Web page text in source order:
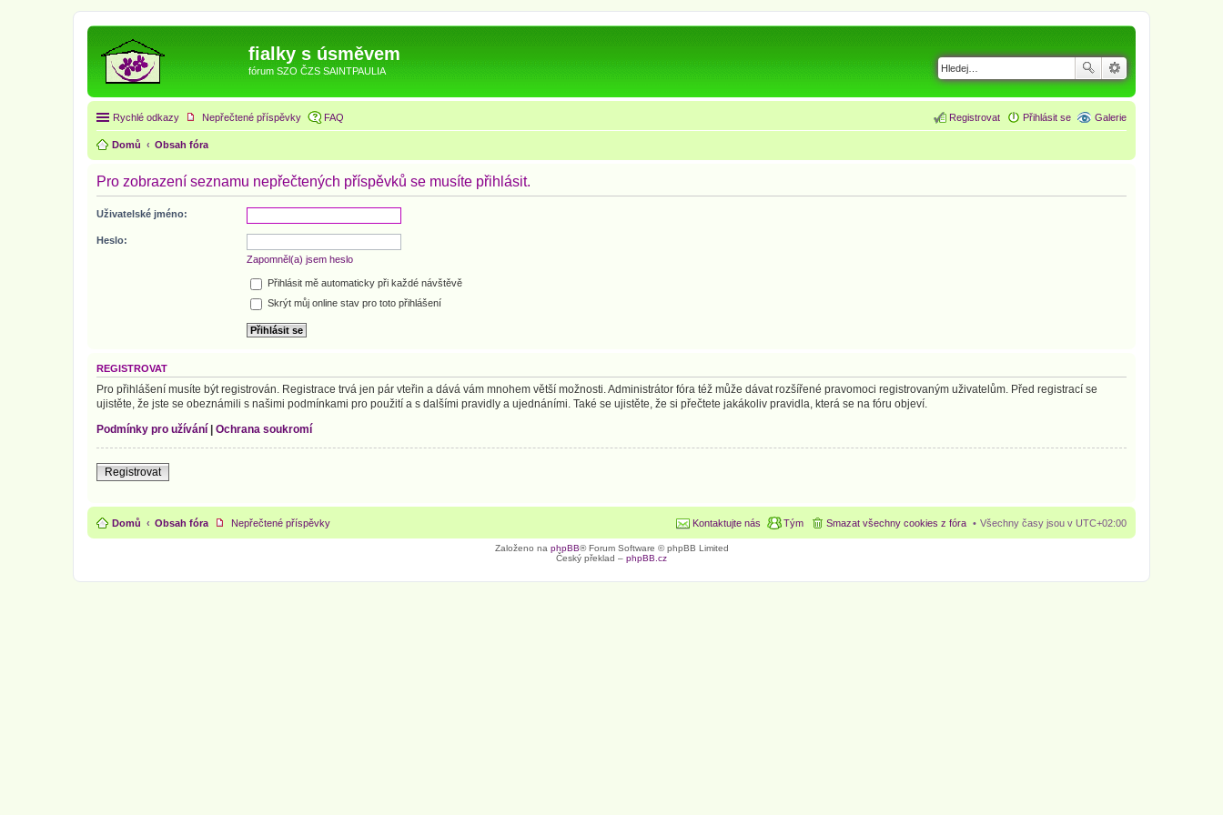
fialky s úsměvem
fórum SZO ČZS SAINTPAULIA
Rychlé odkazy Nepřečtené příspěvky Galerie
FAQ Přihlásit se
Registrovat
Domů Obsah fóra
Pro zobrazení seznamu nepřečtených příspěvků se musíte přihlásit.
Uživatelské jméno:
Heslo:
Zapomněl(a) jsem heslo
Přihlásit mě automaticky při každé návštěvě
Skrýt můj online stav pro toto přihlášení
REGISTROVAT
Pro přihlášení musíte být registrován. Registrace trvá jen pár vteřin a dává vám mnohem větší možnosti. Administrátor fóra též může dávat rozšířené pravomoci registrovaným uživatelům. Před registrací se
ujistěte, že jste se obeznámili s našimi podmínkami pro použití a s dalšími pravidly a ujednáními. Také se ujistěte, že si přečtete jakákoliv pravidla, která se na fóru objeví.
Podmínky pro užívání
Ochrana soukromí
Registrovat
Domů Obsah fóra Všechny časy jsou v UTC+02:00
Smazat všechny cookies z fóra
Tým
Kontaktujte nás
Nepřečtené příspěvky
Založeno na phpBB® Forum Software © phpBB Limited
Český překlad – phpBB.cz